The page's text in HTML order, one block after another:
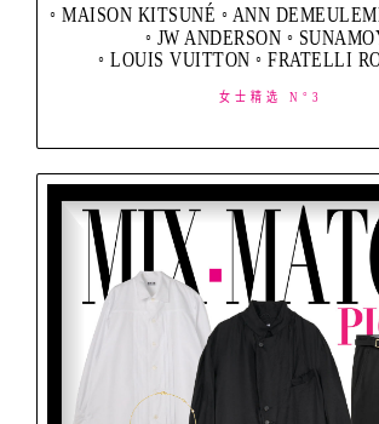
◦ MAISON KITSUNÉ ◦ ANN
◦ JW ANDERSON ◦
◦ LOUIS VUITTON ◦ FRATELLI
女士精选 N°3